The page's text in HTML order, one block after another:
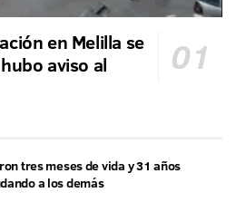
en Melilla se
aviso al
tres meses de vida y 31 años
a los demás